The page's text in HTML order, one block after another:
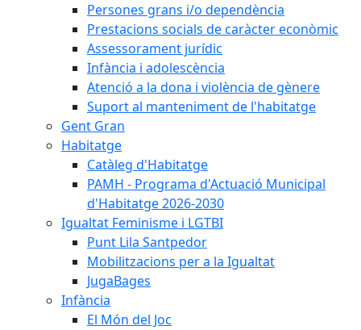
Persones grans i/o dependència
Prestacions socials de caràcter econòmic
Assessorament jurídic
Infància i adolescència
Atenció a la dona i violència de gènere
Suport al manteniment de l'habitatge
Gent Gran
Habitatge
Catàleg d'Habitatge
PAMH - Programa d'Actuació Municipal
d'Habitatge 2026-2030
Igualtat Feminisme i LGTBI
Punt Lila Santpedor
Mobilitzacions per a la Igualtat
JugaBages
Infància
El Món del Joc